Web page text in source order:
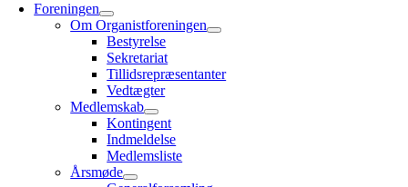
Foreningen
Om Organistforeningen
Bestyrelse
Sekretariat
Tillidsrepræsentanter
Vedtægter
Medlemskab
Kontingent
Indmeldelse
Medlemsliste
Årsmøde